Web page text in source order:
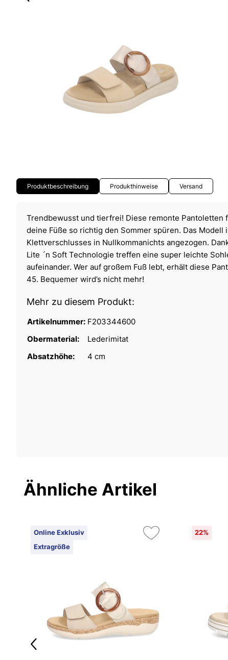
Produktbeschreibung Produkthinweise Versand
Trendbewusst und tierfrei! Diese remonte Pantoletten
deine Füße so richtig den Sommer spüren. Das Modell
Klettverschlusses in Nullkommanichts angezogen.
Lite ´n Soft Technologie treffen eine super leichte
aufeinander. Wer auf großem Fuß lebt, erhält diese
45. Bequemer wird’s nicht mehr!
Mehr zu diesem Produkt:
Artikelnummer: F203344600
Obermaterial:
Lederimitat
Absatzhöhe:
4 cm
Ähnliche Artikel
Online Exklusiv
Extragröße
22%